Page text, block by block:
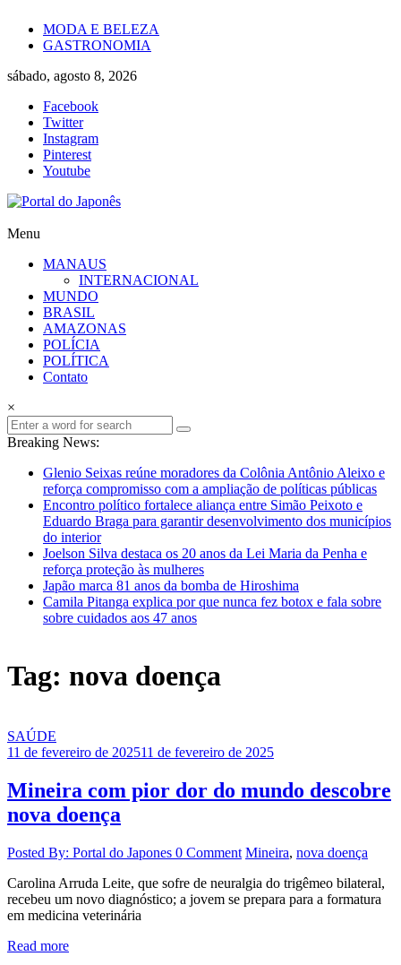
content
MODA E BELEZA
GASTRONOMIA
sábado, agosto 8, 2026
Facebook
Twitter
Instagram
Pinterest
Youtube
Portal
Japonês
Japão
mais
perto
Menu
MANAUS
INTERNACIONAL
MUNDO
BRASIL
AMAZONAS
POLÍCIA
POLÍTICA
Contato
×
Breaking News:
Glenio Seixas reúne moradores da Colônia Antônio Aleixo e
reforça compromisso com a ampliação de políticas públicas
Encontro político fortalece aliança entre Simão Peixoto e
Eduardo Braga para garantir desenvolvimento dos municípios
do interior
Joelson Silva destaca os 20 anos da Lei Maria da Penha e
reforça proteção às mulheres
Japão marca 81 anos da bomba de Hiroshima
Camila Pitanga explica por que nunca fez botox e fala sobre
sobre cuidados aos 47 anos
Tag: nova doença
SAÚDE
11 de fevereiro de 202511 de fevereiro de 2025
Mineira com pior dor do mundo descobre
nova doença
Posted By: Portal do Japones 0 Comment Mineira, nova doença
Carolina Arruda Leite, que sofre de neuralgia do trigêmeo bilateral,
recebeu um novo diagnóstico; a jovem se prepara para a formatura
em medicina veterinária
Read more